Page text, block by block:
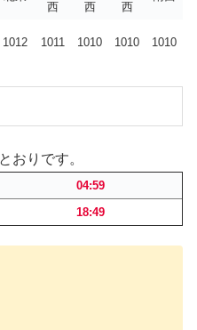
西
西 西
1012 1011 1010 1010 1010
おりです。
04:59
18:49